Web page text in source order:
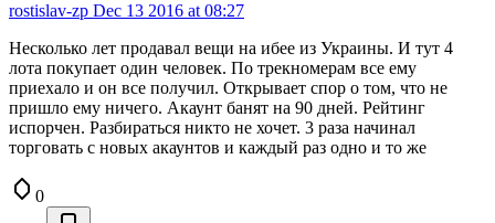
rostislav-zp Dec 13 2016 at 08:27
Несколько лет продавал вещи на ибее из Украины. И тут 4
лота покупает один человек. По трекномерам все ему
приехало и он все получил. Открывает спор о том, что не
пришло ему ничего. Акаунт банят на 90 дней. Рейтинг
испорчен. Разбираться никто не хочет. 3 раза начинал
торговать с новых акаунтов и каждый раз одно и то же
0